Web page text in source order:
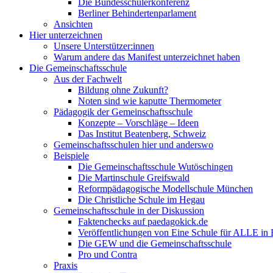
Die Bundesschülerkonferenz
Berliner Behindertenparlament
Ansichten
Hier unterzeichnen
Unsere Unterstützer:innen
Warum andere das Manifest unterzeichnet haben
Die Gemeinschaftsschule
Aus der Fachwelt
Bildung ohne Zukunft?
Noten sind wie kaputte Thermometer
Pädagogik der Gemeinschaftsschule
Konzepte – Vorschläge – Ideen
Das Institut Beatenberg, Schweiz
Gemeinschaftsschulen hier und anderswo
Beispiele
Die Gemeinschaftsschule Wutöschingen
Die Martinschule Greifswald
Reformpädagogische Modellschule München
Die Christliche Schule im Hegau
Gemeinschaftsschule in der Diskussion
Faktenchecks auf paedagokick.de
Veröffentlichungen von Eine Schule für ALLE in
Die GEW und die Gemeinschaftsschule
Pro und Contra
Praxis